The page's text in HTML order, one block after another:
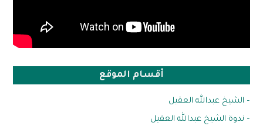
أقسام الموقع
– الشيخ عبدالله العقيل
– ندوة الشيخ عبدالله العقيل